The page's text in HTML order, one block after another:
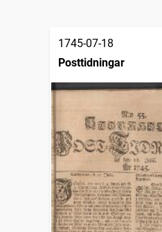
1745-07-18
Posttidningar